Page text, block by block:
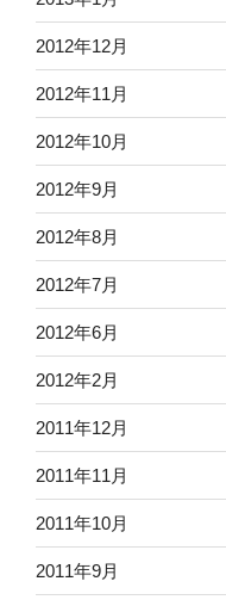
2012年12月
2012年11月
2012年10月
2012年9月
2012年8月
2012年7月
2012年6月
2012年2月
2011年12月
2011年11月
2011年10月
2011年9月